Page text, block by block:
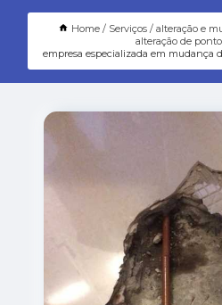
Home Serviços
alteração e
alteração de
empresa especializada em mudança